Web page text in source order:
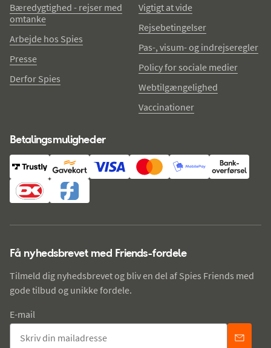
Bæredygtighed - rejser med
omtanke
Arbejde hos Spies
Presse
Derfor Spies
Vigtigt at vide
Rejsebetingelser
Pas-, visum- og indrejseregler
Policy for sociale medier
Webtilgængelighed
Vaccinationer
Betalingsmuligheder
Få nyhedsbrevet med Friends-fordele
Tilmeld dig nyhedsbrevet og bliv en del af Spies Friends med
gode tilbud og unikke fordele.
E-mail